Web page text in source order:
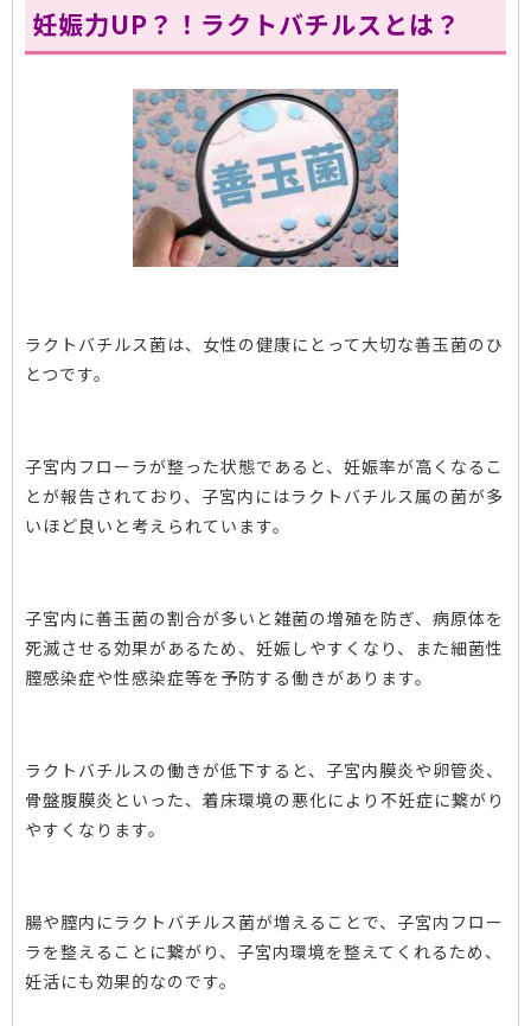
妊娠力UP？！ラクトバチルスとは？
ラクトバチルス菌は、女性の健康にとって大切な善玉菌のひ
とつです。
子宮内フローラが整った状態であると、妊娠率が高くなるこ
とが報告されており、子宮内にはラクトバチルス属の菌が多
いほど良いと考えられています。
子宮内に善玉菌の割合が多いと雑菌の増殖を防ぎ、病原体を
死滅させる効果があるため、妊娠しやすくなり、また細菌性
膣感染症や性感染症等を予防する働きがあります。
ラクトバチルスの働きが低下すると、子宮内膜炎や卵管炎、
骨盤腹膜炎といった、着床環境の悪化により不妊症に繋がり
やすくなります。
腸や膣内にラクトバチルス菌が増えることで、子宮内フロー
ラを整えることに繋がり、子宮内環境を整えてくれるため、
妊活にも効果的なのです。